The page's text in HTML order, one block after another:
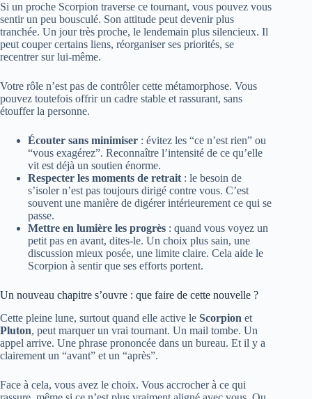
Si un proche Scorpion traverse ce tournant, vous pouvez vous
sentir un peu bousculé. Son attitude peut devenir plus
tranchée. Un jour très proche, le lendemain plus silencieux. Il
peut couper certains liens, réorganiser ses priorités, se
recentrer sur lui-même.
Votre rôle n’est pas de contrôler cette métamorphose. Vous
pouvez toutefois offrir un cadre stable et rassurant, sans
étouffer la personne.
Écouter sans minimiser : évitez les “ce n’est rien” ou
“vous exagérez”. Reconnaître l’intensité de ce qu’elle
vit est déjà un soutien énorme.
Respecter les moments de retrait : le besoin de
s’isoler n’est pas toujours dirigé contre vous. C’est
souvent une manière de digérer intérieurement ce qui se
passe.
Mettre en lumière les progrès : quand vous voyez un
petit pas en avant, dites-le. Un choix plus sain, une
discussion mieux posée, une limite claire. Cela aide le
Scorpion à sentir que ses efforts portent.
Un nouveau chapitre s’ouvre : que faire de cette nouvelle ?
Cette pleine lune, surtout quand elle active le Scorpion et
Pluton, peut marquer un vrai tournant. Un mail tombe. Un
appel arrive. Une phrase prononcée dans un bureau. Et il y a
clairement un “avant” et un “après”.
Face à cela, vous avez le choix. Vous accrocher à ce qui